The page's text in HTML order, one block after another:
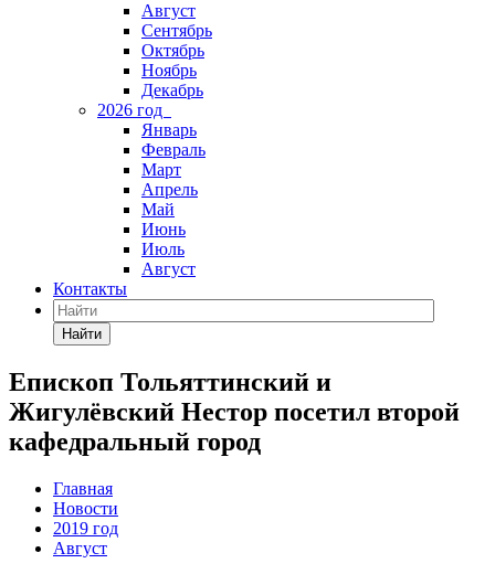
Август
Сентябрь
Октябрь
Ноябрь
Декабрь
2026 год
Январь
Февраль
Март
Апрель
Май
Июнь
Июль
Август
Контакты
Найти
Епископ Тольяттинский и
Жигулёвский Нестор посетил второй
кафедральный город
Главная
Новости
2019 год
Август